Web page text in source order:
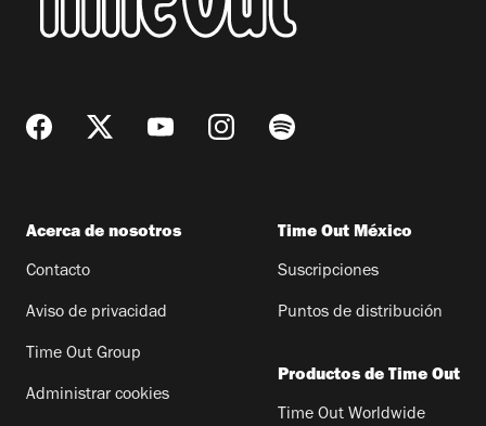
Acerca de nosotros
Contacto
Aviso de privacidad
Time Out Group
Administrar cookies
Time Out México
Suscripciones
Puntos de distribución
Productos de Time Out
Time Out Worldwide